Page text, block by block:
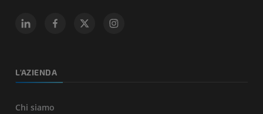
L'AZIENDA
Chi siamo